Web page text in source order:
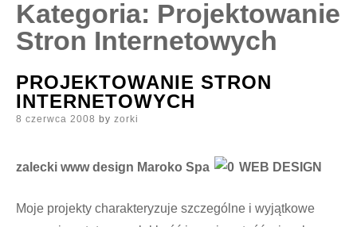
Kategoria: Projektowanie
Stron Internetowych
PROJEKTOWANIE STRON
INTERNETOWYCH
Posted
8 czerwca 2008 by zorki
zalecki www design Maroko Spa WEB DESIGN
Moje projekty charakteryzuje szczególne i wyjątkowe